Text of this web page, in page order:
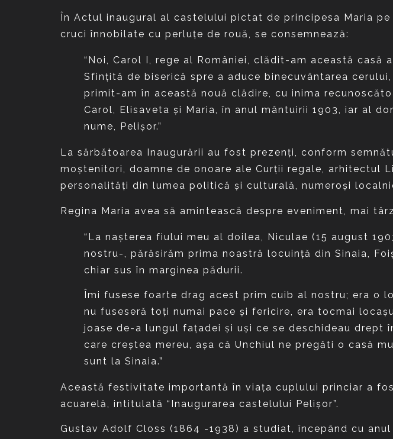
În Actul inaugural al castelului pictat de principesa Maria
cruci înnobilate cu perluţe de rouă, se consemnează:
“Noi, Carol I, rege al României, clădit-am această
Sfinţită de biserică spre a aduce binecuvântarea
primit-am în această nouă clădire, cu inima
Carol, Elisaveta şi Maria, în anul mântuirii 1903, iar al
nume, Pelişor.”
La sărbătoarea Inaugurării au fost prezenţi, conform
moştenitori, doamne de onoare ale Curţii regale, arhitectul
personalităţi din lumea politică şi culturală, numeroşi
Regina Maria avea să amintească despre eveniment, mai
“La naşterea fiului meu al doilea, Niculae (15 august
nostru-, părăsirăm prima noastră locuinţă din Sinaia,
chiar sus în marginea pădurii.
Îmi fusese foarte drag acest prim cuib al nostru; era o
nu fuseseră toţi numai pace şi fericire, era tocmai
joase de-a lungul faţadei şi uşi ce se deschideau drept
care creştea mereu, aşa că Unchiul ne pregăti o casă
sunt la Sinaia.”
Această festivitate importantă în viaţa cuplului princiar a
acuarelă, intitulată “Inaugurarea castelului Pelişor”.
Gustav Adolf Closs (1864 -1938) a studiat, începând cu